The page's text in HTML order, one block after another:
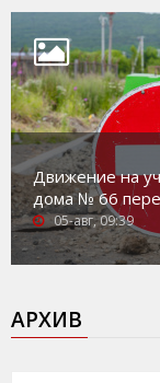
Движение на
дома № 66
05-авг, 09:39
АРХИВ